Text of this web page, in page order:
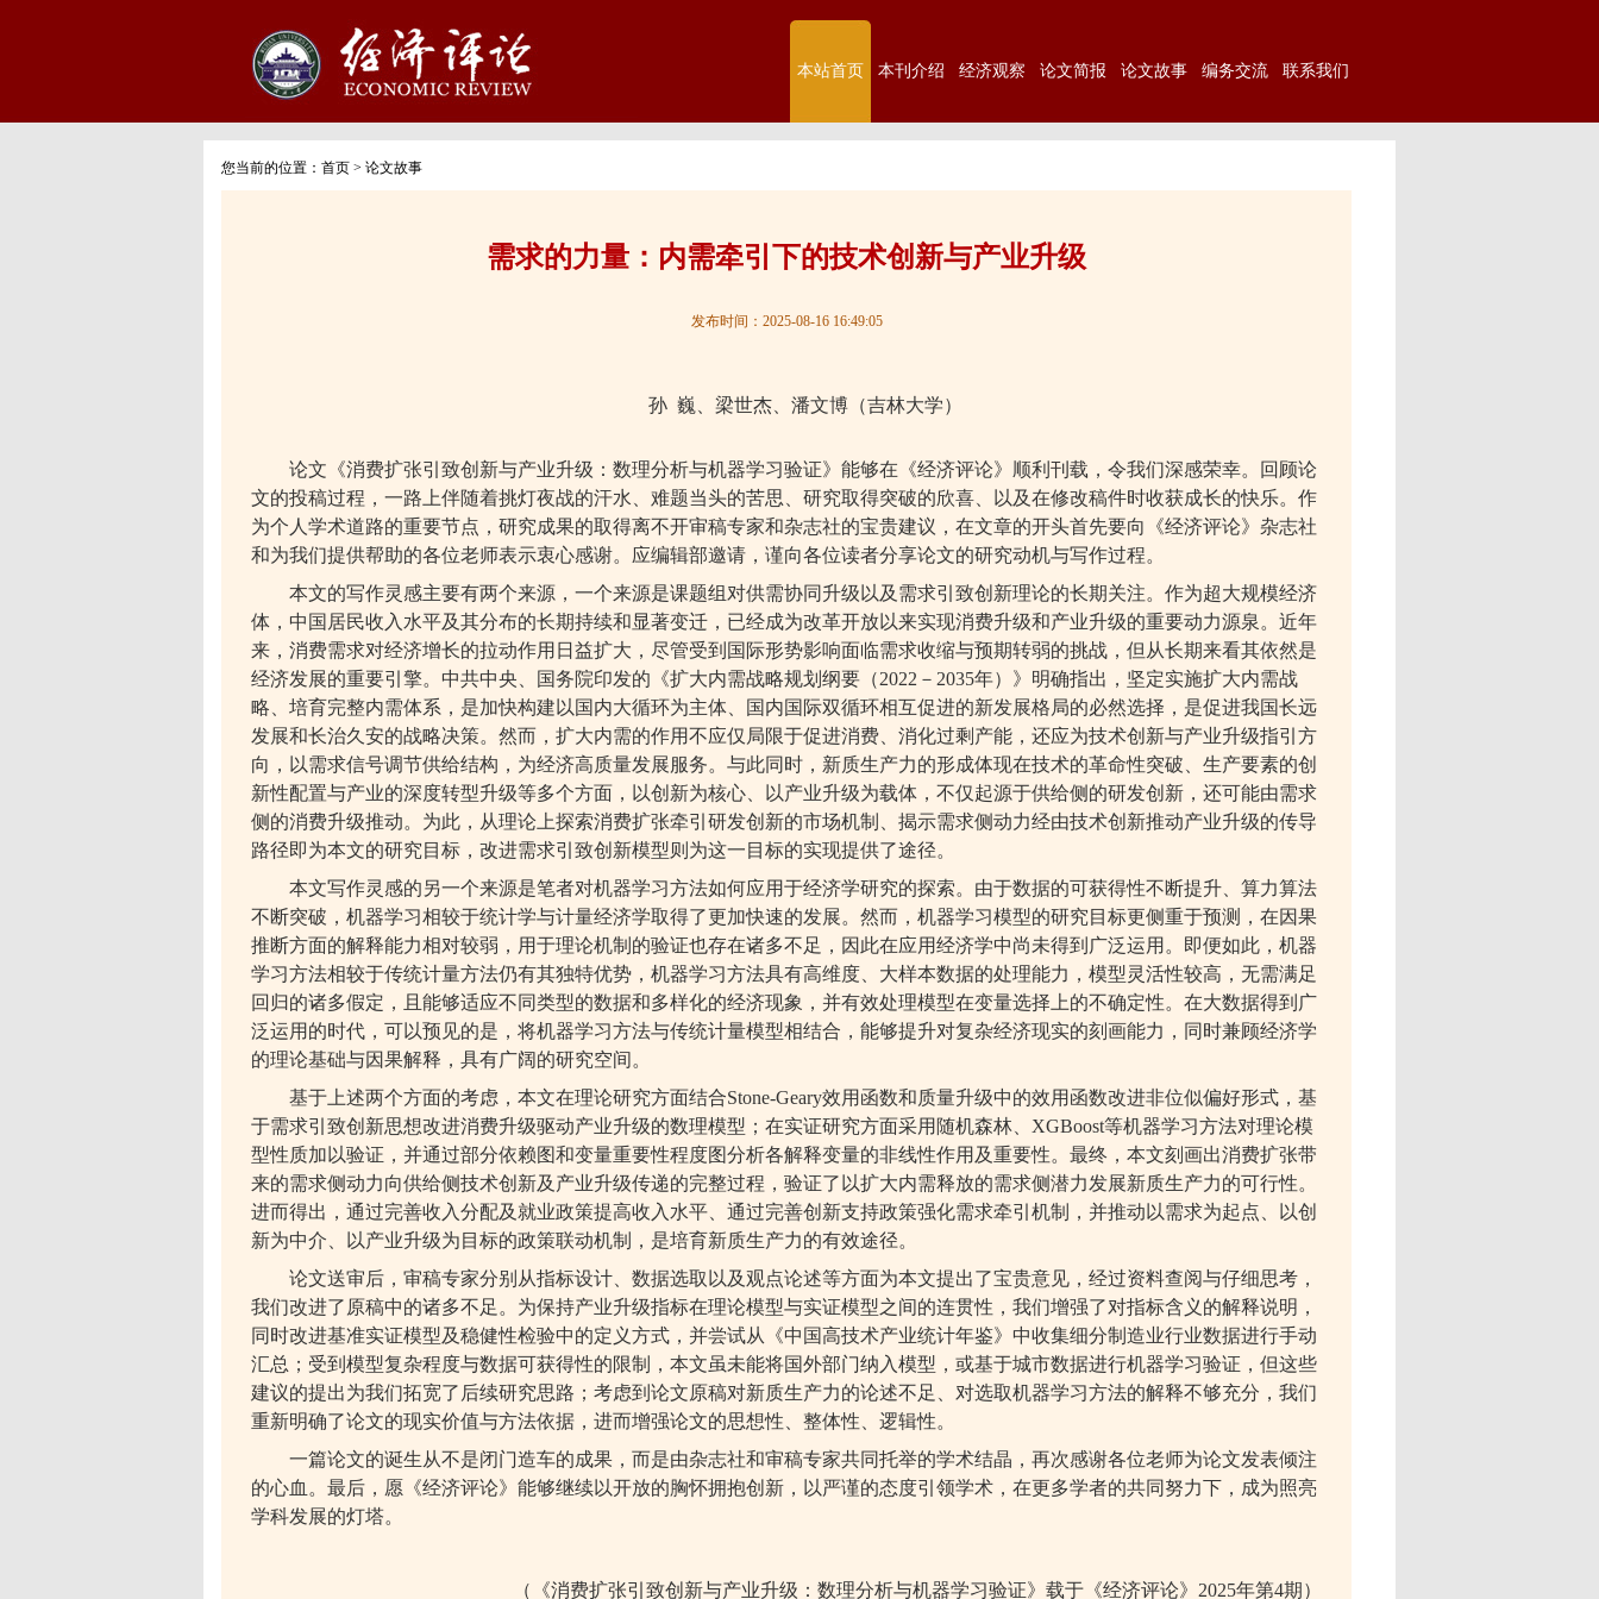
本站首页 本刊介绍 经济观察 论文简报 论文故事 编务交流 联系我们
您当前的位置： 首页 > 论文故事
需求的力量：内需牵引下的技术创新与产业升级
发布时间：2025-08-16 16:49:05
孙 巍、梁世杰、潘文博（吉林大学）
论文《消费扩张引致创新与产业升级：数理分析与机器学习验证》能够在《经济评论》顺利刊载，令我们深感荣幸。回顾论
文的投稿过程，一路上伴随着挑灯夜战的汗水、难题当头的苦思、研究取得突破的欣喜、以及在修改稿件时收获成长的快乐。作
为个人学术道路的重要节点，研究成果的取得离不开审稿专家和杂志社的宝贵建议，在文章的开头首先要向《经济评论》杂志社
和为我们提供帮助的各位老师表示衷心感谢。应编辑部邀请，谨向各位读者分享论文的研究动机与写作过程。
本文的写作灵感主要有两个来源，一个来源是课题组对供需协同升级以及需求引致创新理论的长期关注。作为超大规模经济
体，中国居民收入水平及其分布的长期持续和显著变迁，已经成为改革开放以来实现消费升级和产业升级的重要动力源泉。近年
来，消费需求对经济增长的拉动作用日益扩大，尽管受到国际形势影响面临需求收缩与预期转弱的挑战，但从长期来看其依然是
经济发展的重要引擎。中共中央、国务院印发的《扩大内需战略规划纲要（2022 － 2035年）》明确指出，坚定实施扩大内需战
略、培育完整内需体系，是加快构建以国内大循环为主体、国内国际双循环相互促进的新发展格局的必然选择，是促进我国长远
发展和长治久安的战略决策。然而，扩大内需的作用不应仅局限于促进消费、消化过剩产能，还应为技术创新与产业升级指引方
向，以需求信号调节供给结构，为经济高质量发展服务。与此同时，新质生产力的形成体现在技术的革命性突破、生产要素的创
新性配置与产业的深度转型升级等多个方面，以创新为核心、以产业升级为载体，不仅起源于供给侧的研发创新，还可能由需求
侧的消费升级推动。为此，从理论上探索消费扩张牵引研发创新的市场机制、揭示需求侧动力经由技术创新推动产业升级的传导
路径即为本文的研究目标，改进需求引致创新模型则为这一目标的实现提供了途径。
本文写作灵感的另一个来源是笔者对机器学习方法如何应用于经济学研究的探索。由于数据的可获得性不断提升、算力算法
不断突破，机器学习相较于统计学与计量经济学取得了更加快速的发展。然而，机器学习模型的研究目标更侧重于预测，在因果
推断方面的解释能力相对较弱，用于理论机制的验证也存在诸多不足，因此在应用经济学中尚未得到广泛运用。即便如此，机器
学习方法相较于传统计量方法仍有其独特优势，机器学习方法具有高维度、大样本数据的处理能力，模型灵活性较高，无需满足
回归的诸多假定，且能够适应不同类型的数据和多样化的经济现象，并有效处理模型在变量选择上的不确定性。在大数据得到广
泛运用的时代，可以预见的是，将机器学习方法与传统计量模型相结合，能够提升对复杂经济现实的刻画能力，同时兼顾经济学
的理论基础与因果解释，具有广阔的研究空间。
基于上述两个方面的考虑，本文在理论研究方面结合Stone-Geary效用函数和质量升级中的效用函数改进非位似偏好形式，基
于需求引致创新思想改进消费升级驱动产业升级的数理模型；在实证研究方面采用随机森林、 XGBoost等机器学习方法对理论模
型性质加以验证，并通过部分依赖图和变量重要性程度图分析各解释变量的非线性作用及重要性。最终，本文刻画出消费扩张带
来的需求侧动力向供给侧技术创新及产业升级传递的完整过程，验证了以扩大内需释放的需求侧潜力发展新质生产力的可行性。
进而得出，通过完善收入分配及就业政策提高收入水平、通过完善创新支持政策强化需求牵引机制，并推动以需求为起点、以创
新为中介、以产业升级为目标的政策联动机制，是培育新质生产力的有效途径。
论文送审后，审稿专家分别从指标设计、数据选取以及观点论述等方面为本文提出了宝贵意见，经过资料查阅与仔细思考，
我们改进了原稿中的诸多不足。为保持产业升级指标在理论模型与实证模型之间的连贯性，我们增强了对指标含义的解释说明，
同时改进基准实证模型及稳健性检验中的定义方式，并尝试从《中国高技术产业统计年鉴》中收集细分制造业行业数据进行手动
汇总；受到模型复杂程度与数据可获得性的限制，本文虽未能将国外部门纳入模型，或基于城市数据进行机器学习验证，但这些
建议的提出为我们拓宽了后续研究思路；考虑到论文原稿对新质生产力的论述不足、对选取机器学习方法的解释不够充分，我们
重新明确了论文的现实价值与方法依据，进而增强论文的思想性、整体性、逻辑性。
一篇论文的诞生从不是闭门造车的成果，而是由杂志社和审稿专家共同托举的学术结晶，再次感谢各位老师为论文发表倾注
的心血。最后，愿《经济评论》能够继续以开放的胸怀拥抱创新，以严谨的态度引领学术，在更多学者的共同努力下，成为照亮
学科发展的灯塔。
（《消费扩张引致创新与产业升级：数理分析与机器学习验证》载于《经济评论》 2025年第4期 ）